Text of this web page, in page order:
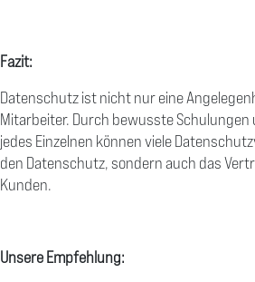
Fazit:
Datenschutz ist nicht nur eine
Mitarbeiter. Durch bewusste
jedes Einzelnen können viele
den Datenschutz, sondern auch das
Kunden.
Unsere Empfehlung: